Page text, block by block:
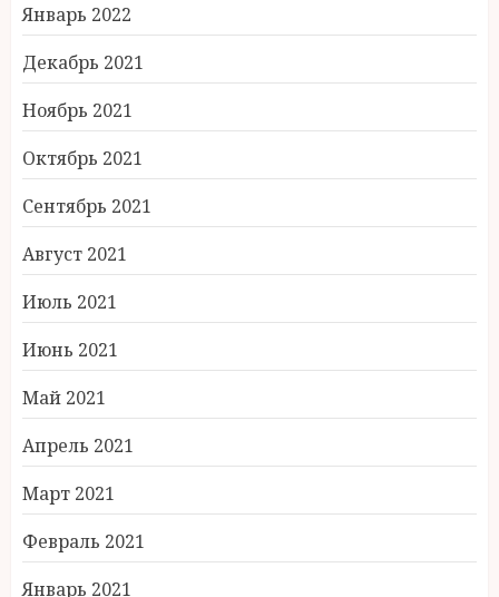
Январь 2022
Декабрь 2021
Ноябрь 2021
Октябрь 2021
Сентябрь 2021
Август 2021
Июль 2021
Июнь 2021
Май 2021
Апрель 2021
Март 2021
Февраль 2021
Январь 2021